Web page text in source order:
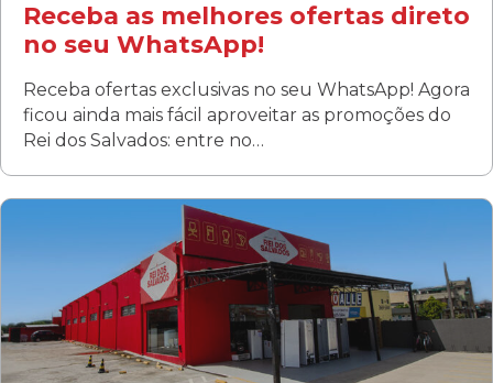
Fanny
Rua Albino Beatriz, 100 - Fanny, Curitiba –PR
Segunda a sábado: 09h00 às 19h00
Domingo: FECHADA
ÚLTIMOS DIAS DE LIQUIDAÇÃO!
(41) 3411-1754
Receba as melhores ofertas direto
no seu WhatsApp!
Receba ofertas exclusivas no seu WhatsApp! Agora
ficou ainda mais fácil aproveitar as promoções do
Rei dos Salvados: entre no…